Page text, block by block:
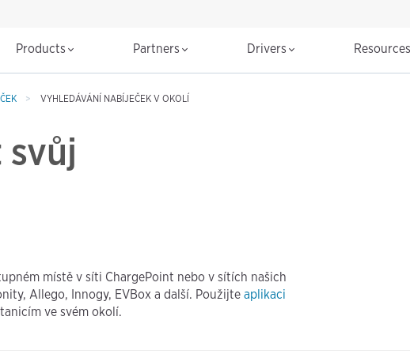
Products Partners Drivers
VYHLEDÁVÁNÍ NABÍJEČEK V OKOLÍ
místě v síti ChargePoint nebo v sítích našich
Allego, Innogy, EVBox a další. Použijte aplikaci
ve svém okolí.